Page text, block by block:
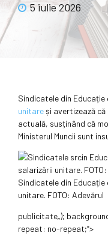
5 iulie 2026
Sindicatele din
unitareși avertizează
actuală, susținând că
Ministerul Muncii sunt
Sindicatele din
unitare. FOTO: Adevărul
publicitate„);
repeat: no-repeat;”>